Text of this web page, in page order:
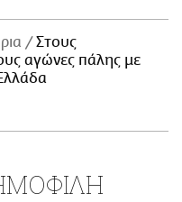
Στους
αγώνες πάλης με